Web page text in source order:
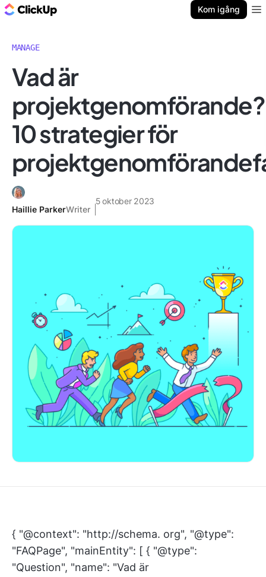
Kom igång
MANAGE
Vad är
projektgenomförande?
10 strategier för
Haillie ParkerWriter
5 oktober 2023
{ "@context": "http://schema. org", "@type":
"FAQPage", "mainEntity": [ { "@type":
"Question", "name": "Vad är